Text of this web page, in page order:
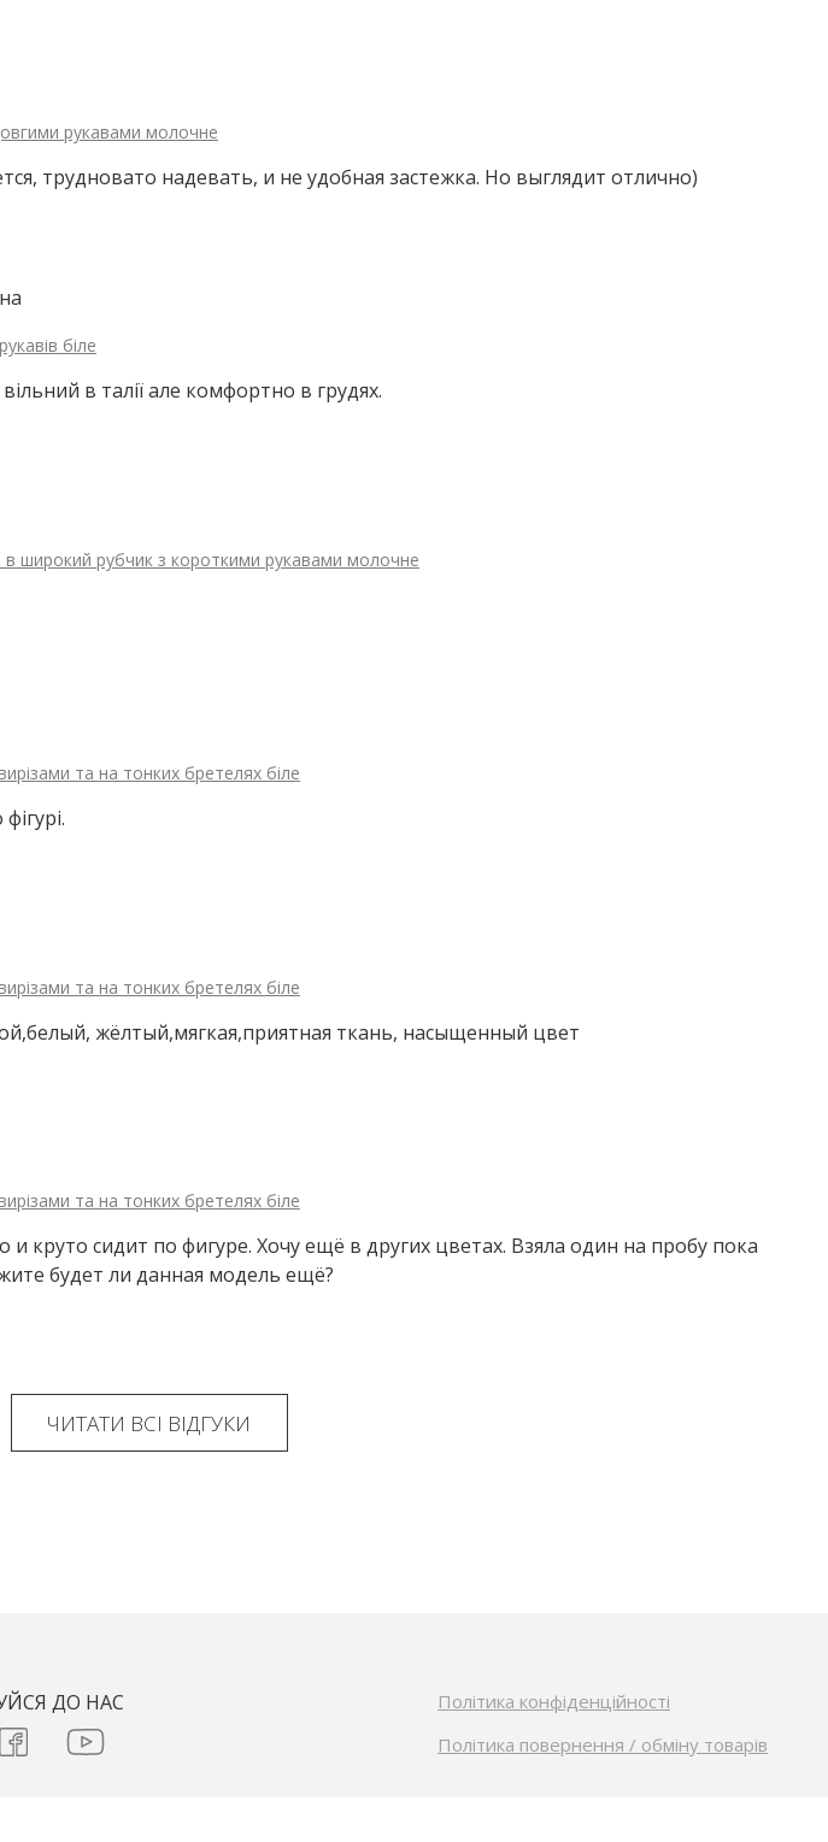
рукавами молочне
трудновато надевать, и не удобная застежка. Но выглядит отлично)
біле
в талії але комфортно в грудях.
в широкий рубчик з короткими рукавами молочне
та на тонких бретелях біле
та на тонких бретелях біле
жёлтый,мягкая,приятная ткань, насыщенный цвет
та на тонких бретелях біле
и круто сидит по фигуре. Хочу ещё в других цветах. Взяла один на пробу пока
будет ли данная модель ещё?
ЧИТАТИ ВСІ ВІДГУКИ
ДО НАС
Політика конфіденційності
Політика повернення / обміну товарів